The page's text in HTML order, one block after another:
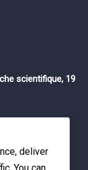
scientifique, 19
deliver